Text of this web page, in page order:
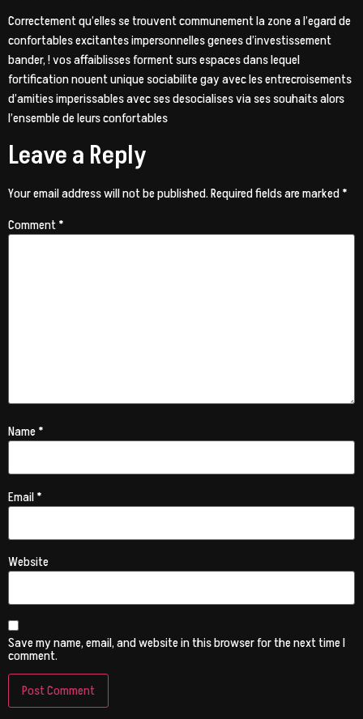
Correctement qu’elles se trouvent communement la zone a l’egard de
confortables excitantes impersonnelles genees d’investissement
bander, ! vos affaiblisses forment surs espaces dans lequel
fortification nouent unique sociabilite gay avec les entrecroisements
d’amities imperissables avec ses desocialises via ses souhaits alors
l’ensemble de leurs confortables
Leave a Reply
Your email address will not be published.Required fields are marked*
Comment*
Name*
Email*
Website
Save my name, email, and website in this browser for the next time I
comment.